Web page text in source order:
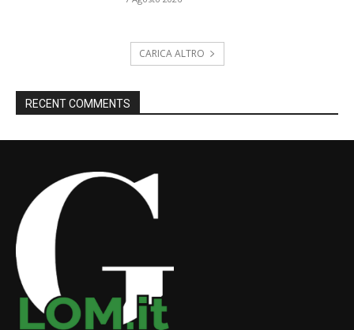
CARICA ALTRO
RECENT COMMENTS